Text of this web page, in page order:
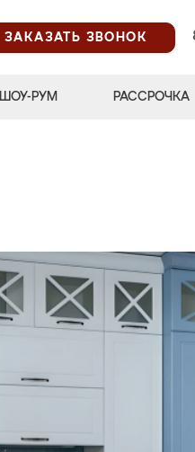
ЗАКАЗАТЬ ЗВОНОК
ШОУ-РУМ РАССРОЧКА